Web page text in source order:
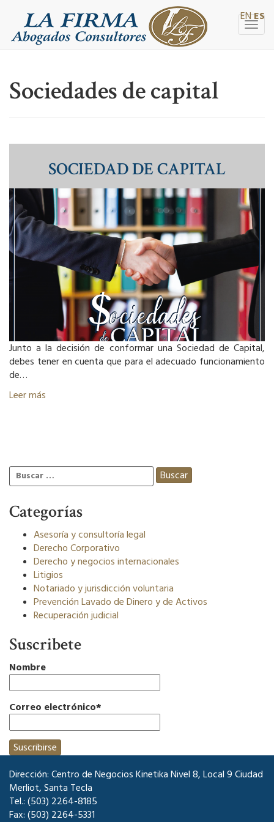
Sociedades de capital
SOCIEDAD DE CAPITAL
Junto a la decisión de conformar una Sociedad de Capital,
debes tener en cuenta que para el adecuado funcionamiento
de…
Leer más
Buscar:
Categorías
Asesoría y consultoría legal
Derecho Corporativo
Derecho y negocios internacionales
Litigios
Notariado y jurisdicción voluntaria
Prevención Lavado de Dinero y de Activos
Recuperación judicial
Suscribete
Nombre
Correo electrónico*
Dirección: Centro de Negocios Kinetika Nivel 8, Local 9 Ciudad
Merliot, Santa Tecla
Tel.: (503) 2264-8185
Fax: (503) 2264-5331
ENES